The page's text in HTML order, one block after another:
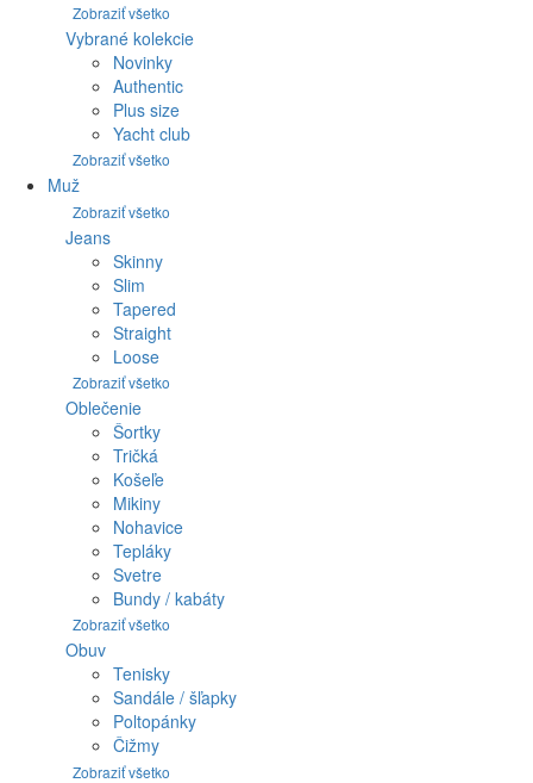
Zobraziť všetko
Vybrané kolekcie
Novinky
Authentic
Plus size
Yacht club
Zobraziť všetko
Muž
Zobraziť všetko
Jeans
Skinny
Slim
Tapered
Straight
Loose
Zobraziť všetko
Oblečenie
Šortky
Tričká
Košeľe
Mikiny
Nohavice
Tepláky
Svetre
Bundy / kabáty
Zobraziť všetko
Obuv
Tenisky
Sandále / šľapky
Poltopánky
Čižmy
Zobraziť všetko